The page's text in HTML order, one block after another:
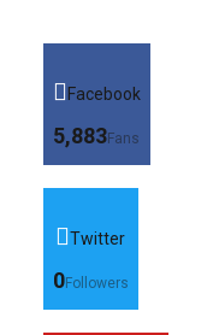
Facebook
5,883Fans
Twitter
0Followers